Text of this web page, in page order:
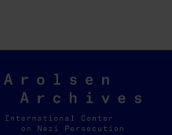
Arolsen
Archives